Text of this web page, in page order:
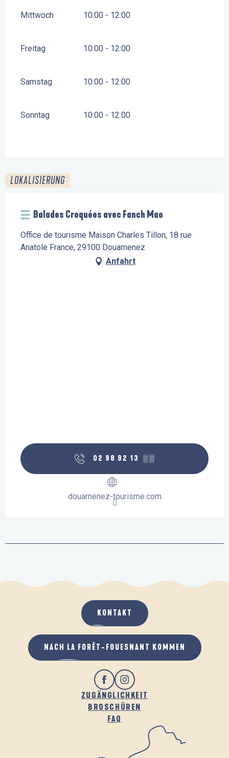
Mittwoch 10:00 - 12:00
Freitag 10:00 - 12:00
Samstag 10:00 - 12:00
Sonntag 10:00 - 12:00
LOKALISIERUNG
Balades Croquées avec Fanch Mao
Office de tourisme Maison Charles Tillon, 18 rue
Anatole France, 29100 Douarnenez
Anfahrt
02 98 92 13 ▒▒
douarnenez-tourisme.com
ZUGÄNGLICHKEIT
BROSCHÜREN
FAQ
KONTAKT
NACH LA FORÊT-FOUESNANT KOMMEN